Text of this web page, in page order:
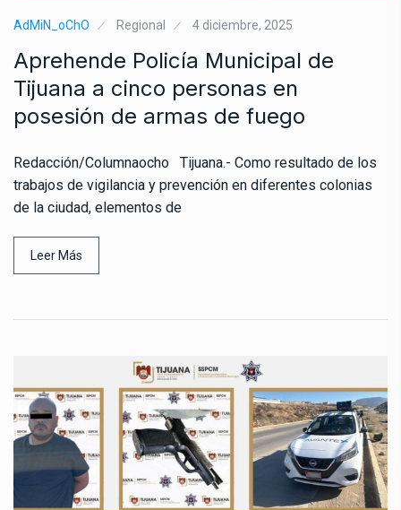
AdMiN_oChO Regional 4 diciembre, 2025
Aprehende Policía Municipal de
Tijuana a cinco personas en
posesión de armas de fuego
Redacción/Columnaocho Tijuana.- Como resultado de los
trabajos de vigilancia y prevención en diferentes colonias
de la ciudad, elementos de
Leer Más